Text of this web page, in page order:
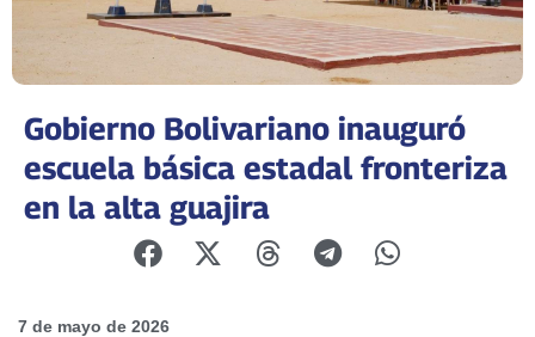
Gobierno Bolivariano inauguró
escuela básica estadal fronteriza
en la alta guajira
7 de mayo de 2026